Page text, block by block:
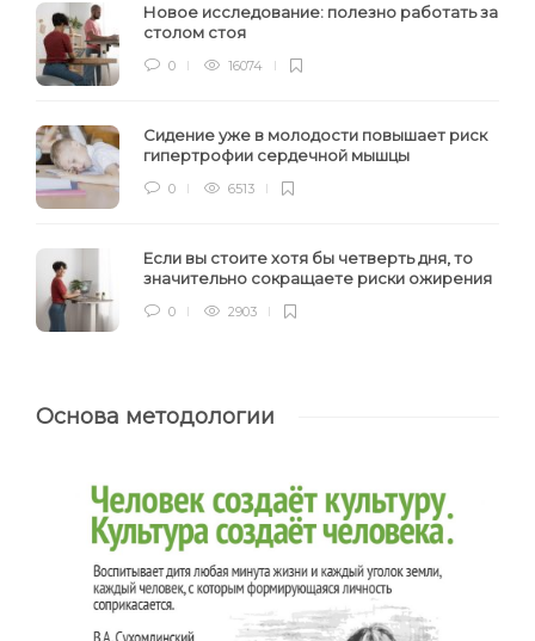
Новое исследование: полезно работать за
столом стоя
0 16074
Сидение уже в молодости повышает риск
гипертрофии сердечной мышцы
0 6513
Если вы стоите хотя бы четверть дня, то
значительно сокращаете риски ожирения
0 2903
Основа методологии